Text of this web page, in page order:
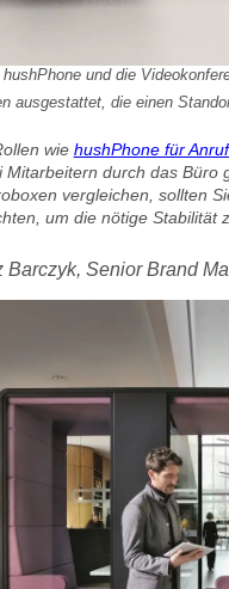
und die
ausgestattet, die einen
wie hushPhone für
Mitarbeitern durch das Büro
vergleichen, sollten
um die nötige Stabilität
Barczyk, Senior Brand